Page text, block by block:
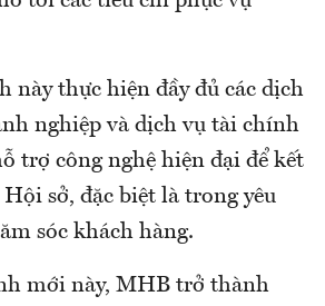
này thực hiện đầy đủ các dịch
nghiệp và dịch vụ tài chính
trợ công nghệ hiện đại để kết
sở, đặc biệt là trong yêu
sóc khách hàng.
mới này, MHB trở thành